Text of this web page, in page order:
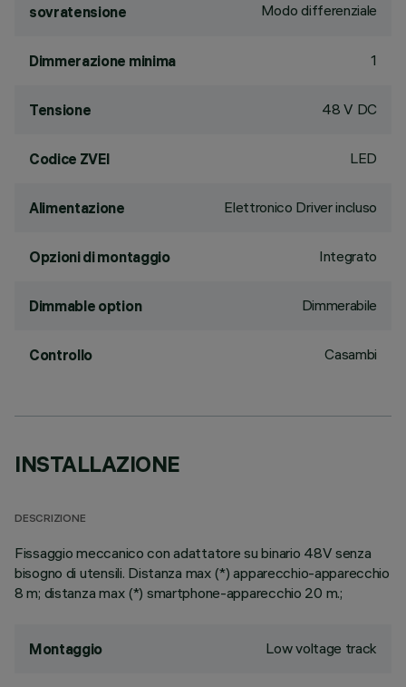
sovratensione
Modo differenziale
Dimmerazione minima 1
Tensione 48 V DC
Codice ZVEI LED
Alimentazione Elettronico Driver incluso
Opzioni di montaggio Integrato
Dimmable option Dimmerabile
Controllo Casambi
INSTALLAZIONE
DESCRIZIONE
Fissaggio meccanico con adattatore su binario 48V senza
bisogno di utensili. Distanza max (*) apparecchio-apparecchio
8 m; distanza max (*) smartphone-apparecchio 20 m.;
Montaggio Low voltage track